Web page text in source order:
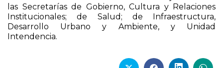
las Secretarías de Gobierno, Cultura y Relaciones
Institucionales; de Salud; de Infraestructura,
Desarrollo Urbano y Ambiente, y Unidad
Intendencia.